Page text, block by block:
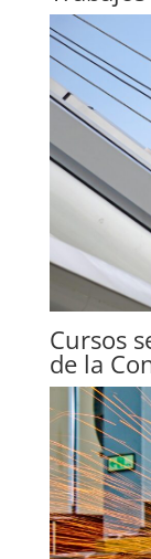
Cursos
de la